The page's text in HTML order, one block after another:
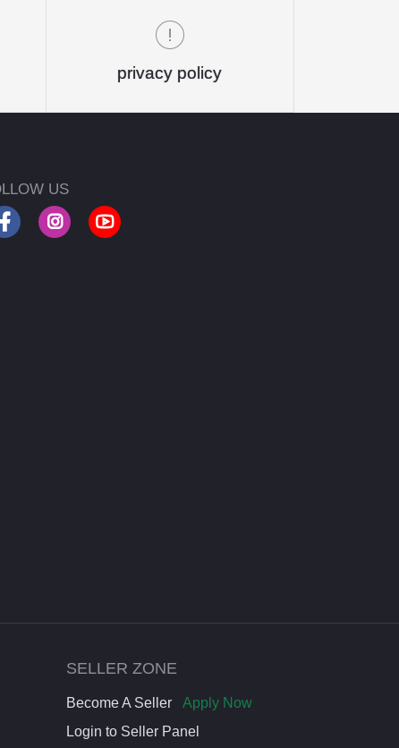
privacy policy
US
SELLER ZONE
Become A Seller
Apply Now
Login to Seller Panel